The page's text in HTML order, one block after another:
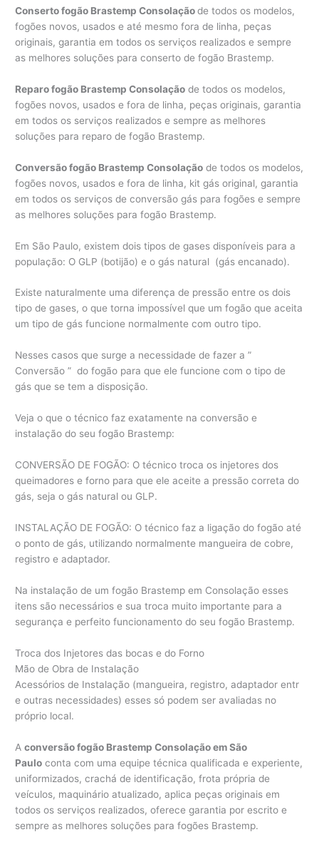
Conserto fogão Brastemp Consolaçãode todos os modelos,
fogões novos, usados e até mesmo fora de linha, peças
originais, garantia em todos os serviços realizados e sempre
as melhores soluções para conserto de fogão Brastemp.
Reparo fogão Brastemp Consolação de todos os modelos,
fogões novos, usados e fora de linha, peças originais, garantia
em todos os serviços realizados e sempre as melhores
soluções para reparo de fogão Brastemp.
Conversão fogão Brastemp Consolação de todos os modelos,
fogões novos, usados e fora de linha, kit gás original, garantia
em todos os serviços de conversão gás para fogões e sempre
as melhores soluções para fogão Brastemp.
Em São Paulo, existem dois tipos de gases disponíveis para a
população: O GLP (botijão) e o gás natural (gás encanado).
Existe naturalmente uma diferença de pressão entre os dois
tipo de gases, o que torna impossível que um fogão que aceita
um tipo de gás funcione normalmente com outro tipo.
Nesses casos que surge a necessidade de fazer a ”
Conversão ” do fogão para que ele funcione com o tipo de
gás que se tem a disposição.
Veja o que o técnico faz exatamente na conversão e
instalação do seu fogão Brastemp:
CONVERSÃO DE FOGÃO: O técnico troca os injetores dos
queimadores e forno para que ele aceite a pressão correta do
gás, seja o gás natural ou GLP.
INSTALAÇÃO DE FOGÃO: O técnico faz a ligação do fogão até
o ponto de gás, utilizando normalmente mangueira de cobre,
registro e adaptador.
Na instalação de um fogão Brastemp em Consolação esses
itens são necessários e sua troca muito importante para a
segurança e perfeito funcionamento do seu fogão Brastemp.
Troca dos Injetores das bocas e do Forno
Mão de Obra de Instalação
Acessórios de Instalação (mangueira, registro, adaptador entr
e outras necessidades) esses só podem ser avaliadas no
próprio local.
Aconversão fogão Brastemp Consolação em São
Paulo conta com uma equipe técnica qualificada e experiente,
uniformizados, crachá de identificação, frota própria de
veículos, maquinário atualizado, aplica peças originais em
todos os serviços realizados, oferece garantia por escrito e
sempre as melhores soluções para fogões Brastemp.